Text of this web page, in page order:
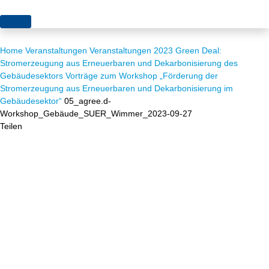
Themen
Akzeptanz
Europa
Flächen
Projekte
Publikationen
News
Home Veranstaltungen Veranstaltungen 2023 Green Deal:
Stromerzeugung aus Erneuerbaren und Dekarbonisierung des
Gebäudesektors Vorträge zum Workshop „Förderung der
Stromerzeugung aus Erneuerbaren und Dekarbonisierung im
Gebäudesektor“ 05_agree.d-
Workshop_Gebäude_SUER_Wimmer_2023-09-27
Teilen